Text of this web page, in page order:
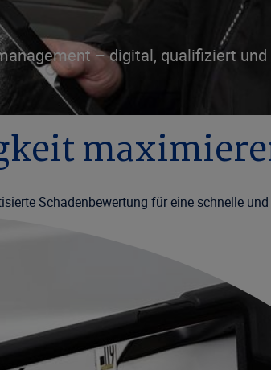
– digital, qualifiziert und
Schadenbewertung für eine schnelle